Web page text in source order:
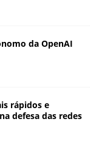
da OpenAI
rápidos e
defesa das redes